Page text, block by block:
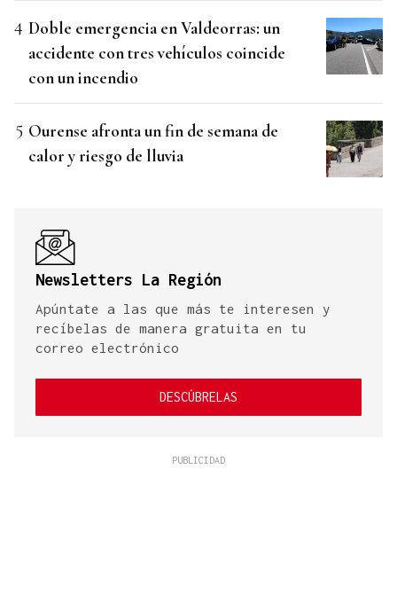
Doble emergencia en Valdeorras: un
accidente con tres vehículos coincide
con un incendio
Ourense afronta un fin de semana de
calor y riesgo de lluvia
Newsletters La Región
Apúntate a las que más te interesen y
recíbelas de manera gratuita en tu
correo electrónico
DESCÚBRELAS